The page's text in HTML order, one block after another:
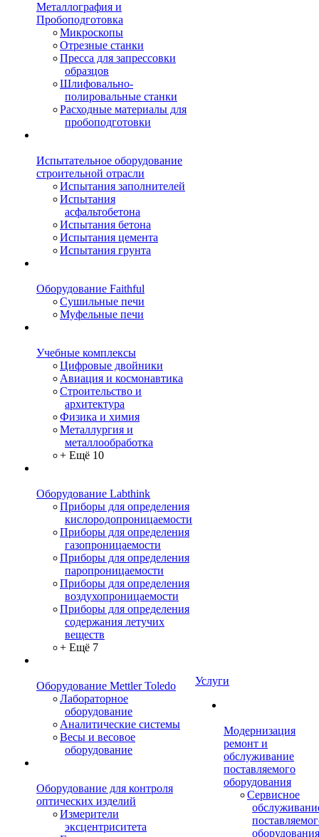
Металлография и
Пробоподготовка
Микроскопы
Отрезные станки
Пресса для запрессовки
образцов
Шлифовально-
полировальные станки
Расходные материалы для
пробоподготовки
Испытательное оборудование
строительной отрасли
Испытания заполнителей
Испытания
асфальтобетона
Испытания бетона
Испытания цемента
Испытания грунта
Оборудование Faithful
Сушильные печи
Муфельные печи
Учебные комплексы
Цифровые двойники
Авиация и космонавтика
Строительство и
архитектура
Физика и химия
Металлургия и
металлообработка
+ Ещё 10
Оборудование Labthink
Приборы для определения
кислородопроницаемости
Приборы для определения
газопроницаемости
Приборы для определения
паропроницаемости
Приборы для определения
воздухопроницаемости
Приборы для определения
содержания летучих
веществ
+ Ещё 7
Оборудование Mettler Toledo
Лабораторное
оборудование
Аналитические системы
Весы и весовое
оборудование
Оборудование для контроля
оптических изделий
Измерители
эксцентриситета
Услуги
Модернизация
ремонт и
обслуживание
поставляемого
оборудования
Сервисное
оборудования